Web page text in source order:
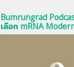
Bumrungrad
เลือก mRNA